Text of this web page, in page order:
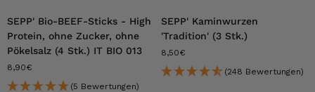
SEPP' Bio-BEEF-Sticks - High
Protein, ohne Zucker, ohne
Pökelsalz (4 Stk.) IT BIO 013
8,90€
(5 Bewertungen)
SEPP' Kaminwurzen
'Tradition' (3 Stk.)
8,50€
(248 Bewertungen)